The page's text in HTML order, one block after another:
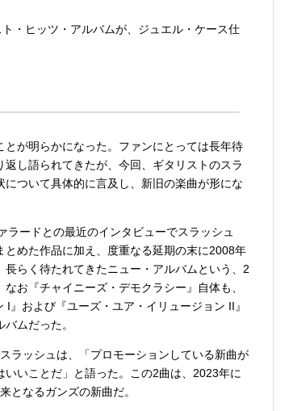
・ヒッツ・アルバムが、ジュエル・ケース仕
が明らかになった。ファンにとっては長年待
し語られてきたが、今回、ギタリストのスラ
ついて具体的に言及し、新旧の楽曲が形にな
ードとの最近のインタビューでスラッシュ
めた作品に加え、度重なる延期の末に2008年
らく待たれてきたニュー・アルバムという、2
お『チャイニーズ・デモクラシー』自体も、
および『ユーズ・ユア・イリュージョン II』
ムだった。
ラッシュは、「プロモーションしている新曲が
いことだ」と語った。この2曲は、2023年に
となるガンズの新曲だ。